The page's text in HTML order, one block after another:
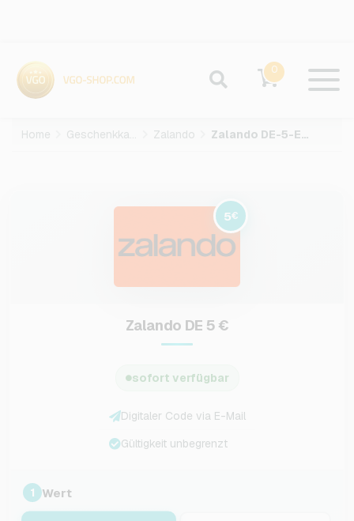
0
Home Geschenkkarten Zalando Zalando DE-5-EUR
5€
Zalando DE 5 €
sofort verfügbar
Digitaler Code via E-Mail
Gültigkeit unbegrenzt
1 Wert